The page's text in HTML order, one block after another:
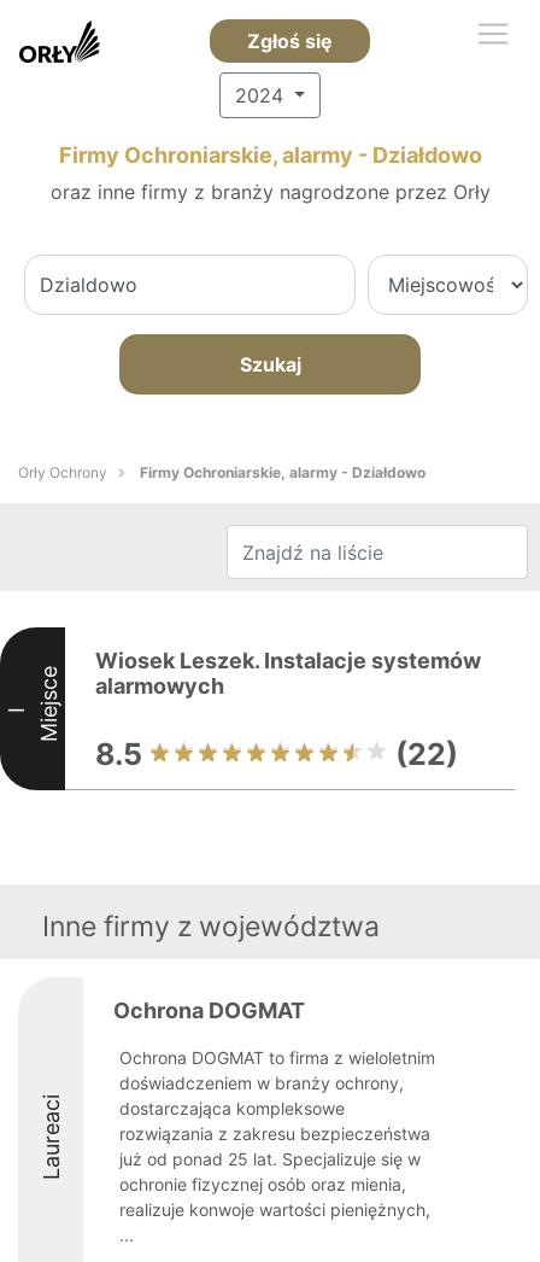
Zgłoś się
2024
Firmy Ochroniarskie, alarmy - Działdowo
oraz inne firmy z branży nagrodzone przez Orły
Szukaj
Orły Ochrony Firmy Ochroniarskie, alarmy - Działdowo
I Miejsce
Wiosek Leszek. Instalacje systemów
alarmowych
8.5 (22)
Inne firmy z województwa
Laureaci
Ochrona DOGMAT
Ochrona DOGMAT to firma z wieloletnim
doświadczeniem w branży ochrony,
dostarczająca kompleksowe
rozwiązania z zakresu bezpieczeństwa
już od ponad 25 lat. Specjalizuje się w
ochronie fizycznej osób oraz mienia,
realizuje konwoje wartości pieniężnych,
...